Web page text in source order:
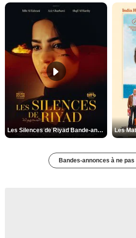
Les Silences de Riyad Bande-annonce VO STFR
Bandes-annonces à ne